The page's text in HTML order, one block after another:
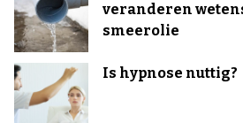
veranderen
smeerolie
Is hypnose nuttig?